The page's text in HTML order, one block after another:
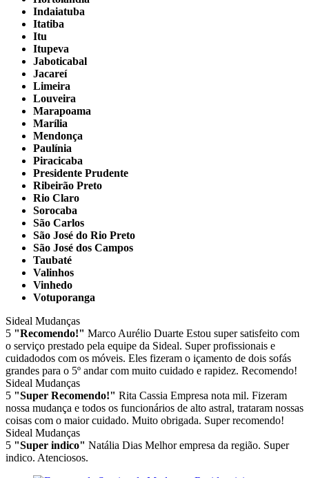
Indaiatuba
Itatiba
Itu
Itupeva
Jaboticabal
Jacareí
Limeira
Louveira
Marapoama
Marília
Mendonça
Paulínia
Piracicaba
Presidente Prudente
Ribeirão Preto
Rio Claro
Sorocaba
São Carlos
São José do Rio Preto
São José dos Campos
Taubaté
Valinhos
Vinhedo
Votuporanga
Sideal Mudanças
5 "Recomendo!" Marco Aurélio Duarte Estou super satisfeito com
o serviço prestado pela equipe da Sideal. Super profissionais e
cuidadodos com os móveis. Eles fizeram o içamento de dois sofás
grandes para o 5º andar com muito cuidado e rapidez. Recomendo!
Sideal Mudanças
5 "Super Recomendo!" Rita Cassia Empresa nota mil. Fizeram
nossa mudança e todos os funcionários de alto astral, trataram nossas
coisas com o maior cuidado. Muito obrigada. Super recomendo!
Sideal Mudanças
5 "Super indico" Natália Dias Melhor empresa da região. Super
indico. Atenciosos.